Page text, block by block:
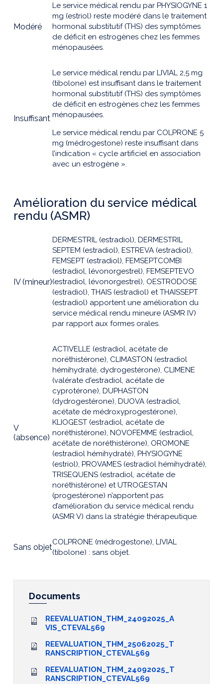
Modéré
Le service médical rendu par PHYSIOGYNE 1
mg (estriol) reste modéré dans le traitement
hormonal substitutif (THS) des symptômes
de déficit en estrogènes chez les femmes
ménopausées.
Insuffisant
Le service médical rendu par LIVIAL 2,5 mg
(tibolone) est insuffisant dans le traitement
hormonal substitutif (THS) des symptômes
de déficit en estrogènes chez les femmes
ménopausées.
Le service médical rendu par COLPRONE 5
mg (médrogestone) reste insuffisant dans
l’indication « cycle artificiel en association
avec un estrogène ».
Amélioration du service médical
rendu (ASMR)
IV (mineur)
DERMESTRIL (estradiol), DERMESTRIL
SEPTEM (estradiol), ESTREVA (estradiol),
FEMSEPT (estradiol), FEMSEPTCOMBI
(estradiol, lévonorgestrel), FEMSEPTEVO
(estradiol, lévonorgestrel), OESTRODOSE
(estradiol), THAIS (estradiol) et THAISSEPT
(estradiol) apportent une amélioration du
service médical rendu mineure (ASMR IV)
par rapport aux formes orales.
V
(absence)
ACTIVELLE (estradiol, acétate de
noréthistérone), CLIMASTON (estradiol
hémihydraté, dydrogestérone), CLIMENE
(valérate d'estradiol, acétate de
cyprotérone), DUPHASTON
(dydrogestérone), DUOVA (estradiol,
acétate de médroxyprogestérone),
KLIOGEST (estradiol, acétate de
noréthistérone), NOVOFEMME (estradiol,
acétate de noréthistérone), OROMONE
(estradiol hémihydraté), PHYSIOGYNE
(estriol), PROVAMES (estradiol hémihydraté),
TRISEQUENS (estradiol, acétate de
noréthistérone) et UTROGESTAN
(progestérone) n’apportent pas
d’amélioration du service médical rendu
(ASMR V) dans la stratégie thérapeutique.
Sans objet
COLPRONE (médrogestone), LIVIAL
(tibolone) : sans objet.
Documents
REEVALUATION_THM_24092025_A
VIS_CTEVAL569
REEVALUATION_THM_25062025_T
RANSCRIPTION_CTEVAL569
REEVALUATION_THM_24092025_T
RANSCRIPTION_CTEVAL569